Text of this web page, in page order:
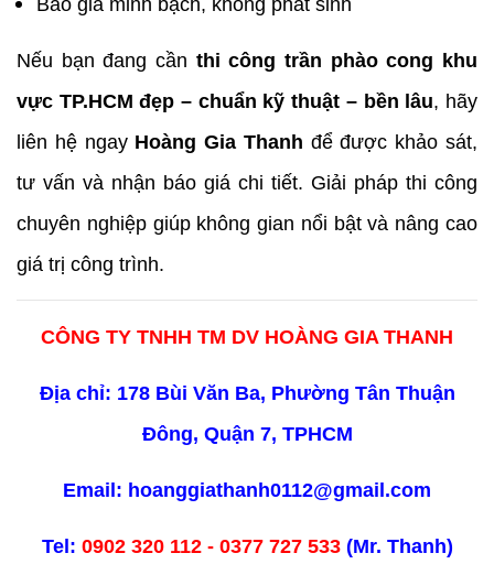
Nếu bạn đang cần thi công trần phào cong khu
vực TP.HCM đẹp – chuẩn kỹ thuật – bền lâu, hãy
liên hệ ngay Hoàng Gia Thanh để được khảo sát,
tư vấn và nhận báo giá chi tiết. Giải pháp thi công
chuyên nghiệp giúp không gian nổi bật và nâng cao
giá trị công trình.
CÔNG TY TNHH TM DV HOÀNG GIA THANH
Địa chỉ: 178 Bùi Văn Ba, Phường Tân Thuận
Đông, Quận 7, TPHCM
Email: hoanggiathanh0112@gmail.com
Tel: 0902 320 112 - 0377 727 533 (Mr. Thanh)